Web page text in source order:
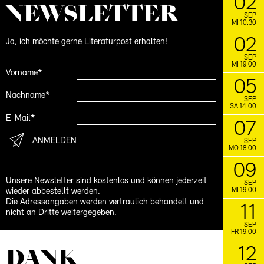
Schreibwerkstatt mit
INSTAGRAM
NEWS­LETTER
Ja, ich möchte gerne Literaturpost erhalten!
Vorname*
Nachname*
E-Mail*
ANMELDEN
Unsere Newsletter sind kostenlos und können jederzeit
wieder abbestellt werden.
Die Adressangaben werden vertraulich behandelt und
nicht an Dritte weitergegeben.
SEP
MI 10.30
02
SEP
MI 19.00
05
SEP
SA 14.00
07
SEP
MO 18.00
09
SEP
MI 19.00
11
SEP
FR 19.00
12